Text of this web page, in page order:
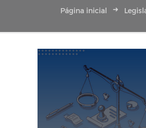
Página inicial